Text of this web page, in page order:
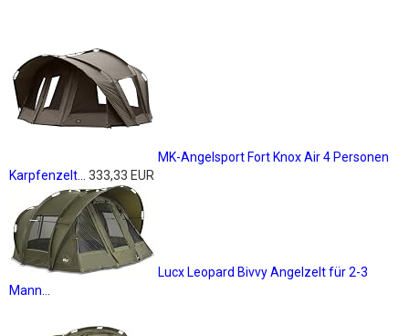
MK-Angelsport Fort Knox Air 4 Personen
Karpfenzelt...
333,33 EUR
Lucx Leopard Bivvy Angelzelt für 2-3
Mann...